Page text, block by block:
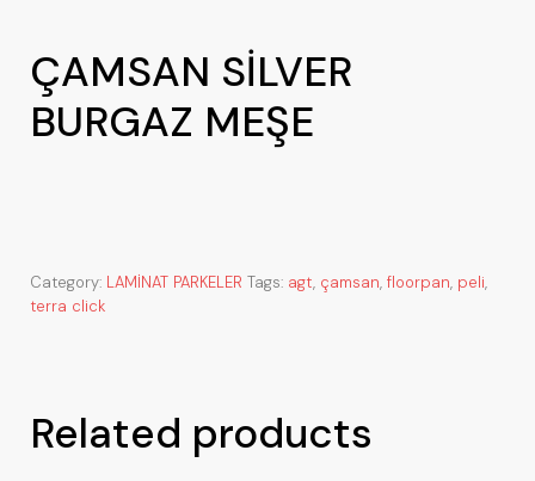
ÇAMSAN SİLVER
BURGAZ MEŞE
Category: LAMİNAT PARKELER Tags: agt, çamsan, floorpan, peli,
terra click
Related products